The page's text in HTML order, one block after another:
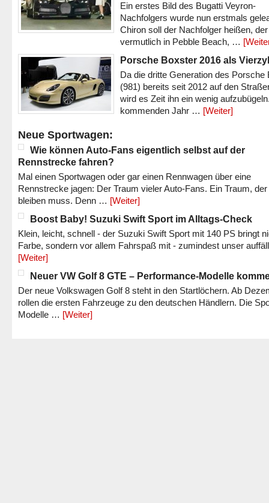
Ein erstes Bild des Bugatti Veyron-
Nachfolgers wurde nun erstmals
Chiron soll der Nachfolger heißen, der
vermutlich in Pebble Beach, …
Porsche Boxster 2016 als
Da die dritte Generation des Porsche
(981) bereits seit 2012 auf den
wird es Zeit ihn ein wenig
kommenden Jahr … [Weiter]
Neue Sportwagen:
Wie können Auto-Fans eigentlich selbst auf der
Rennstrecke fahren?
Mal einen Sportwagen oder gar einen Rennwagen über eine
Rennstrecke jagen: Der Traum vieler Auto-Fans. Ein Traum,
bleiben muss. Denn … [Weiter]
Boost Baby! Suzuki Swift Sport im Alltags-Check
Klein, leicht, schnell - der Suzuki Swift Sport mit 140 PS bringt
Farbe, sondern vor allem Fahrspaß mit - zumindest unser
[Weiter]
Neuer VW Golf 8 GTE – Performance-Modelle
Der neue Volkswagen Golf 8 steht in den Startlöchern. Ab
rollen die ersten Fahrzeuge zu den deutschen Händlern. Die
Modelle … [Weiter]